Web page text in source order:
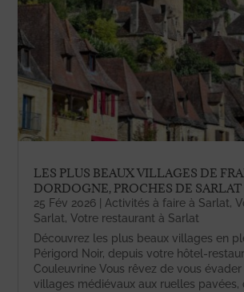
LES PLUS BEAUX VILLAGES DE
DORDOGNE, PROCHES DE SARLAT
25 Fév 2026 |Activités à faire à Sarlat,
Sarlat,Votre restaurant à Sarlat
Découvrez les plus beaux villages en
Périgord Noir, depuis votre hôtel-
Couleuvrine Vous rêvez de vous
villages médiévaux aux ruelles pavées,